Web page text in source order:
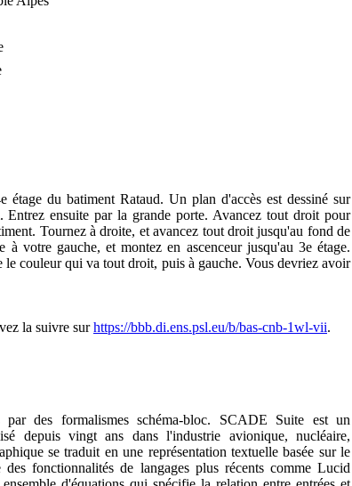
étage du batiment Rataud. Un plan d'accès est dessiné sur
ensuite par la grande porte. Avancez tout droit pour
Tournez à droite, et avancez tout droit jusqu'au fond de
votre gauche, et montez en ascenceur jusqu'au 3e étage.
le couleur qui va tout droit, puis à gauche. Vous devriez avoir
la suivre surhttps://bbb.di.ens.psl.eu/b/bas-cnb-1wl-vii.
par des formalismes schéma-bloc. SCADE Suite est un
depuis vingt ans dans l'industrie avionique, nucléaire,
se traduit en une représentation textuelle basée sur le
fonctionnalités de langages plus récents comme Lucid